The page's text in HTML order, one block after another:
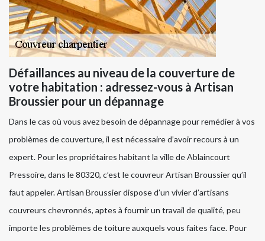
Défaillances au niveau de la couverture de
votre habitation : adressez-vous à Artisan
Broussier pour un dépannage
Dans le cas où vous avez besoin de dépannage pour remédier à vos
problèmes de couverture, il est nécessaire d’avoir recours à un
expert. Pour les propriétaires habitant la ville de Ablaincourt
Pressoire, dans le 80320, c’est le couvreur Artisan Broussier qu’il
faut appeler. Artisan Broussier dispose d’un vivier d’artisans
couvreurs chevronnés, aptes à fournir un travail de qualité, peu
importe les problèmes de toiture auxquels vous faites face. Pour